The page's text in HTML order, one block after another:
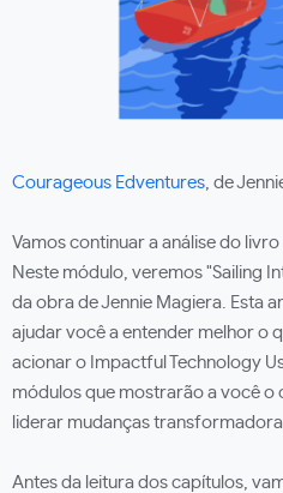
Courageous Edventures , de
Vamos continuar a análise do livro
Neste módulo, veremos "Sailing
da obra de Jennie Magiera. Esta
ajudar você a entender melhor o
acionar o Impactful Technology
módulos que mostrarão a você o
liderar mudanças
Antes da leitura dos capítulos,